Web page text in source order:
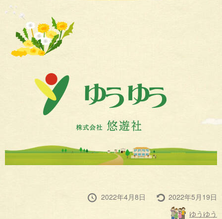
投
2022年4月8日
最
終
更
2022年5月19日
投
ゆうゆう